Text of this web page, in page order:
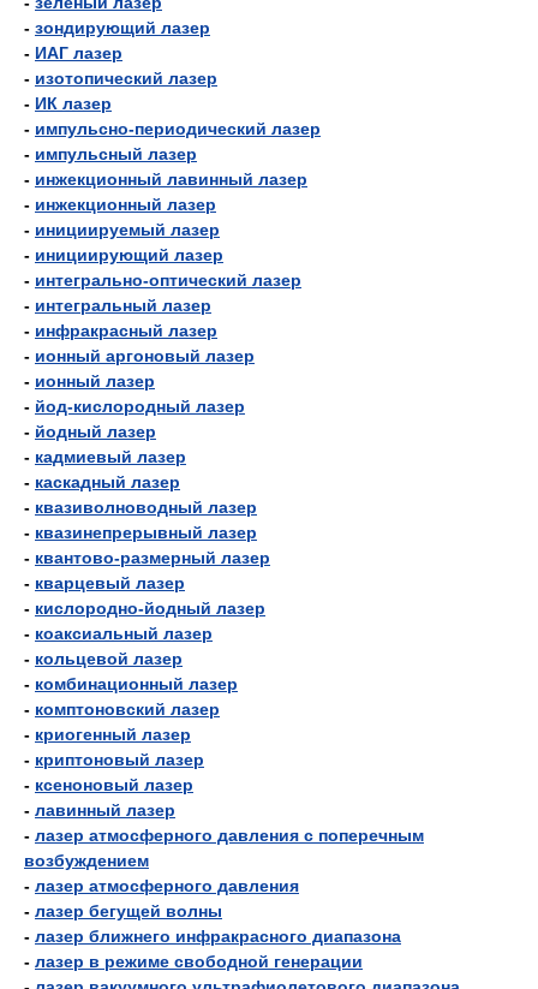
- зондирующий лазер
- ИАГ лазер
- изотопический лазер
- ИК лазер
- импульсно-периодический лазер
- импульсный лазер
- инжекционный лавинный лазер
- инжекционный лазер
- инициируемый лазер
- инициирующий лазер
- интегрально-оптический лазер
- интегральный лазер
- инфракрасный лазер
- ионный аргоновый лазер
- ионный лазер
- йод-кислородный лазер
- йодный лазер
- кадмиевый лазер
- каскадный лазер
- квазиволноводный лазер
- квазинепрерывный лазер
- квантово-размерный лазер
- кварцевый лазер
- кислородно-йодный лазер
- коаксиальный лазер
- кольцевой лазер
- комбинационный лазер
- комптоновский лазер
- криогенный лазер
- криптоновый лазер
- ксеноновый лазер
- лавинный лазер
- лазер атмосферного давления с поперечным
возбуждением
- лазер атмосферного давления
- лазер бегущей волны
- лазер ближнего инфракрасного диапазона
- лазер в режиме свободной генерации